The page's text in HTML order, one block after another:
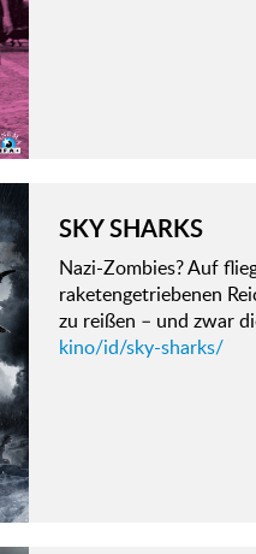
SKY SHARKS
Nazi-Zombies? Auf
raketengetriebenen
zu reißen – und zwar
kino/id/sky-sharks/